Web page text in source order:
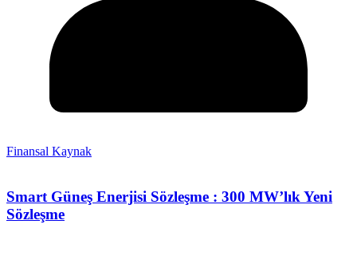
Finansal Kaynak
Smart Güneş Enerjisi Sözleşme : 300 MW’lık Yeni
Sözleşme